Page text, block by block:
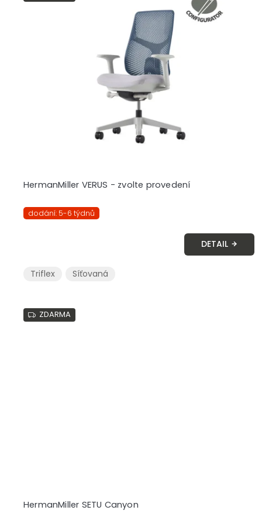
HermanMiller VERUS - zvolte provedení
dodání: 5-6 týdnů
DETAIL
Triflex Síťovaná
ZDARMA
HermanMiller SETU Canyon